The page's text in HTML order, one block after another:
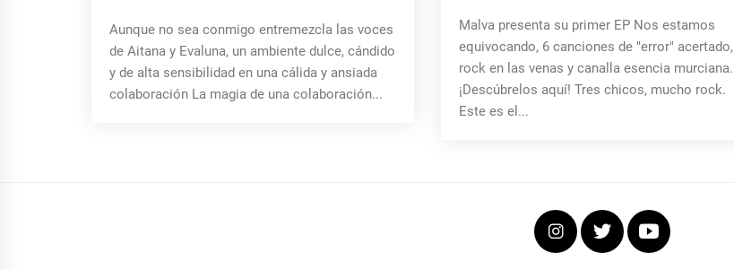
Aunque no sea conmigo entremezcla las voces
de Aitana y Evaluna, un ambiente dulce, cándido
y de alta sensibilidad en una cálida y ansiada
colaboración La magia de una colaboración...
Malva presenta su primer EP Nos estamos
equivocando, 6 canciones de "error" acertado,
rock en las venas y canalla esencia murciana.
¡Descúbrelos aquí! Tres chicos, mucho rock.
Este es el...
InstagramTwitterYoutube